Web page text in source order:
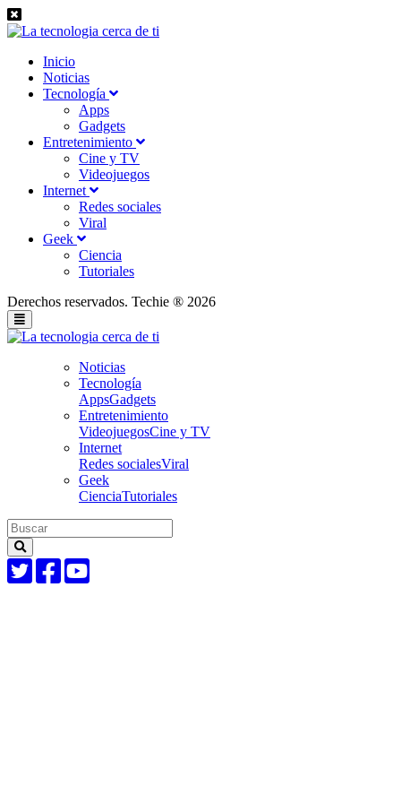
Inicio
Noticias
Tecnología
Apps
Gadgets
Entretenimiento
Cine y TV
Videojuegos
Internet
Redes sociales
Viral
Geek
Ciencia
Tutoriales
Derechos reservados. Techie ® 2026
Noticias
Tecnología
AppsGadgets
Entretenimiento
VideojuegosCine y TV
Internet
Redes socialesViral
Geek
CienciaTutoriales